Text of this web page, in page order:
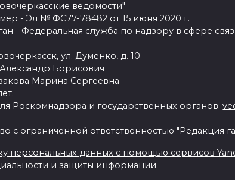
ведомости"
- Эл № ФС77-78482 от 15 июня 2020 г.
- Федеральная служба по надзору в сфере
ул. Думенко, д. 10
Борисович
Марина Сергеевна
Роскомнадзора и государственных органов:
с ограниченной ответственностью "Редакция
персональных данных с помощью сервисов
и защиты информации